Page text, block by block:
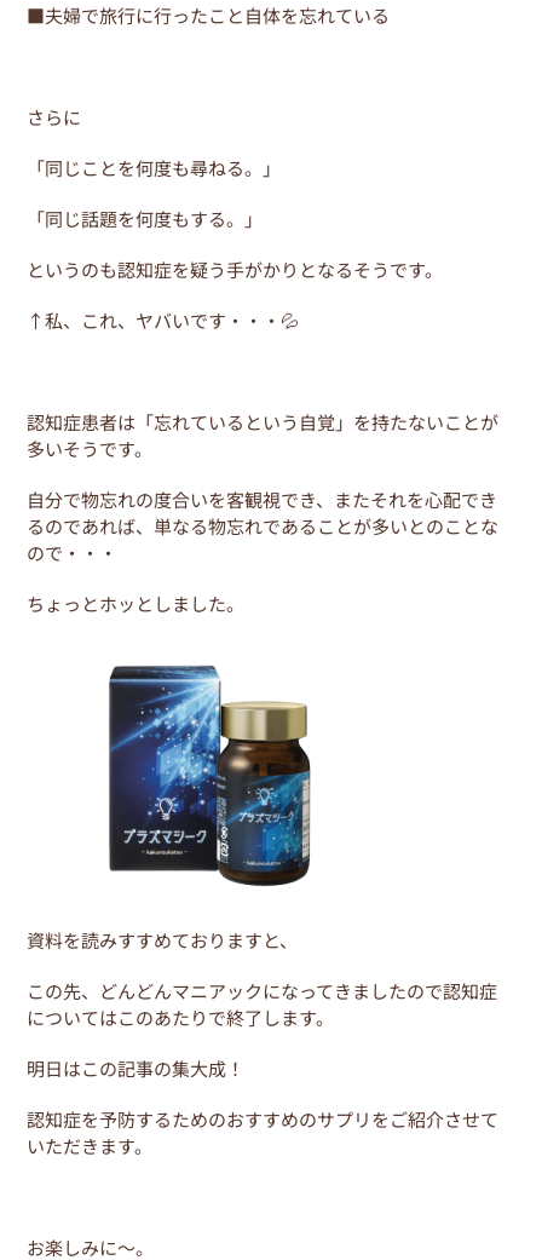
■夫婦で旅行に行ったこと自体を忘れている
さらに
「同じことを何度も尋ねる。」
「同じ話題を何度もする。」
というのも認知症を疑う手がかりとなるそうです。
↑私、これ、ヤバいです・・・💦
認知症患者は「忘れているという自覚」を持たないことが
多いそうです。
自分で物忘れの度合いを客観視でき、またそれを心配でき
るのであれば、単なる物忘れであることが多いとのことな
ので・・・
ちょっとホッとしました。
資料を読みすすめておりますと、
この先、どんどんマニアックになってきましたので認知症
についてはこのあたりで終了します。
明日はこの記事の集大成！
認知症を予防するためのおすすめのサプリをご紹介させて
いただきます。
お楽しみに～。